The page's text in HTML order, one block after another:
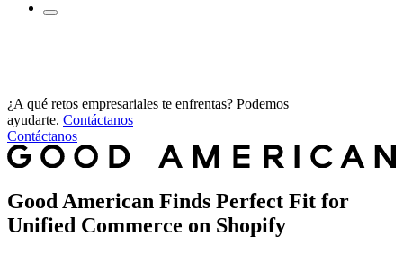
¿A qué retos empresariales te enfrentas? Podemos
ayudarte. Contáctanos
Contáctanos
Good American Finds Perfect Fit for
Unified Commerce on Shopify